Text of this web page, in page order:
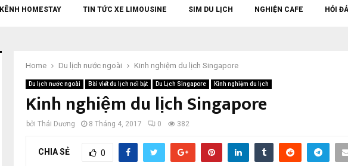
KÊNH HOMESTAY TIN TỨC XE LIMOUSINE SIM DU LỊCH NGHIỆN CAFE HỎI
Home Du lịch nước ngoài Kinh nghiệm du lịch Singapore
Du lịch nước ngoài Bài viết du lịch nổi bật Du Lịch Singapore Kinh nghiệm du lịch
Kinh nghiệm du lịch Singapore
bởi Thái Dương 8 Tháng 4, 2017 0 382
CHIA SẺ 0